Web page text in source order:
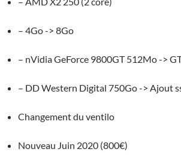
– 4Go -> 8Go
– nVidia GeForce 9800GT 512Mo ->
– DD Western Digital 750Go -> Ajout
Changement du ventilo
Nouveau Juin 2020 (800€)